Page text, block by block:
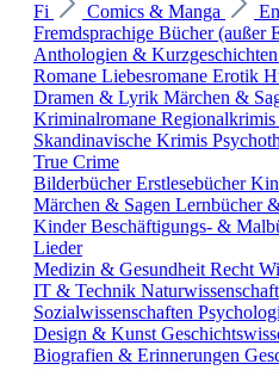
Fi
Comics & Manga
Fremdsprachige Bücher (außer
Anthologien & Kurzgeschichten
Romane Liebesromane Erotik
Dramen & Lyrik Märchen &
Kriminalromane Regionalkrimis
Skandinavische Krimis
True Crime
BilderbücherErstlesebücher
Märchen & Sagen Lernbücher
KinderBeschäftigungs- &
Lieder
Medizin & Gesundheit Recht
IT & Technik
Sozialwissenschaften
Design & Kunst
Biografien & Erinnerungen